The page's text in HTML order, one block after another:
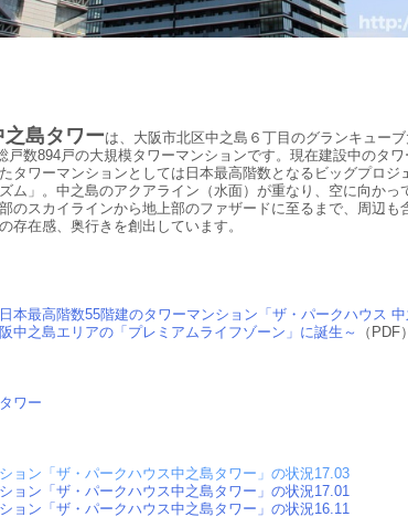
島タワーは、大阪市北区中之島６丁目のグランキュー
戸数894戸の大規模タワーマンションです。現在建設中のタ
タワーマンションとしては日本最高階数となるビッグプロジ
ム」。中之島のアクアライン（水面）が重なり、空に向かっ
のスカイラインから地上部のファザードに至るまで、周辺
存在感、奥行きを創出しています。
本最高階数55階建のタワーマンション「ザ・パークハウス
中之島エリアの「プレミアムライフゾーン」に誕生～
（PDF）
ワー
ョン「ザ・パークハウス中之島タワー」の状況17.03
ョン「ザ・パークハウス中之島タワー」の状況17.01
ョン「ザ・パークハウス中之島タワー」の状況16.11